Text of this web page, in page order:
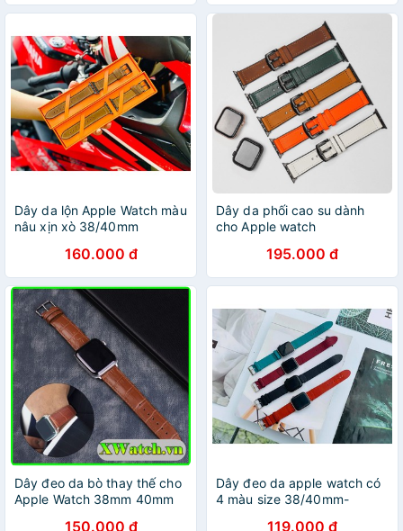
Dây da lộn Apple Watch màu
nâu xịn xò 38/40mm
160.000 đ
Dây da phối cao su dành
cho Apple watch
195.000 đ
Dây đeo da bò thay thế cho
Apple Watch 38mm 40mm
150.000 đ
Dây đeo da apple watch có
4 màu size 38/40mm-
119.000 đ